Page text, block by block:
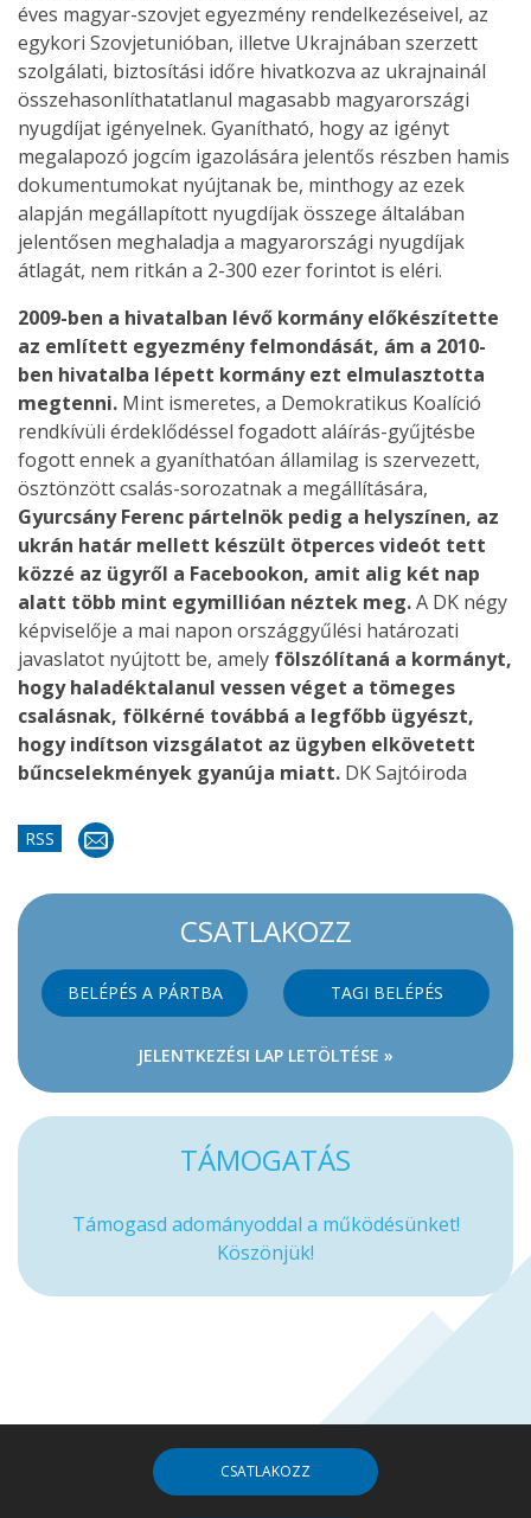
éves magyar-szovjet egyezmény rendelkezéseivel, az
egykori Szovjetunióban, illetve Ukrajnában szerzett
szolgálati, biztosítási időre hivatkozva az ukrajnainál
összehasonlíthatatlanul magasabb magyarországi
nyugdíjat igényelnek. Gyanítható, hogy az igényt
megalapozó jogcím igazolására jelentős részben hamis
dokumentumokat nyújtanak be, minthogy az ezek
alapján megállapított nyugdíjak összege általában
jelentősen meghaladja a magyarországi nyugdíjak
átlagát, nem ritkán a 2-300 ezer forintot is eléri.
2009-ben a hivatalban lévő kormány előkészítette
az említett egyezmény felmondását, ám a 2010-
ben hivatalba lépett kormány ezt elmulasztotta
megtenni. Mint ismeretes, a Demokratikus Koalíció
rendkívüli érdeklődéssel fogadott aláírás-gyűjtésbe
fogott ennek a gyaníthatóan államilag is szervezett,
ösztönzött csalás-sorozatnak a megállítására,
Gyurcsány Ferenc pártelnök pedig a helyszínen, az
ukrán határ mellett készült ötperces videót tett
közzé az ügyről a Facebookon, amit alig két nap
alatt több mint egymillióan néztek meg.A DK négy
képviselője a mai napon országgyűlési határozati
javaslatot nyújtott be, amely fölszólítaná a kormányt,
hogy haladéktalanul vessen véget a tömeges
csalásnak, fölkérné továbbá a legfőbb ügyészt,
hogy indítson vizsgálatot az ügyben elkövetett
bűncselekmények gyanúja miatt. DK Sajtóiroda
RSS
CSATLAKOZZ
BELÉPÉS A PÁRTBA TAGI BELÉPÉS
JELENTKEZÉSI LAP LETÖLTÉSE »
TÁMOGATÁS
Támogasd adományoddal a működésünket!
Köszönjük!
CSATLAKOZZ